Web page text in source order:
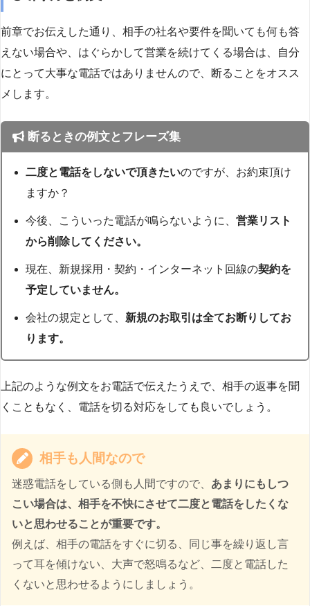
前章でお伝えした通り、相手の社名や要件を聞いても何も答
えない場合や、はぐらかして営業を続けてくる場合は、自分
にとって大事な電話ではありませんので、断ることをオスス
メします。
断るときの例文とフレーズ集
二度と電話をしないで頂きたいのですが、お約束頂け
ますか？
今後、こういった電話が鳴らないように、営業リスト
から削除してください。
現在、新規採用・契約・インターネット回線の契約を
予定していません。
会社の規定として、 新規のお取引は全てお断りしてお
ります。
上記のような例文をお電話で伝えたうえで、相手の返事を聞
くこともなく、電話を切る対応をしても良いでしょう。
相手も人間なので
迷惑電話をしている側も人間ですので、 あまりにもしつ
こい場合は、相手を不快にさせて二度と電話をしたくな
いと思わせることが重要です。
例えば、相手の電話をすぐに切る、同じ事を繰り返し言
って耳を傾けない、大声で怒鳴るなど、二度と電話した
くないと思わせるようにしましょう。